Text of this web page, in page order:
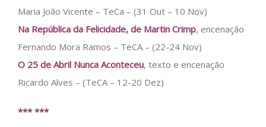
Maria João Vicente – TeCa – (31 Out – 10 Nov)
Na República da Felicidade, de Martin Crimp, encenação
Fernando Mora Ramos – TeCA – (22-24 Nov)
O 25 de Abril Nunca Aconteceu, texto e encenação
Ricardo Alves – (TeCA – 12-20 Dez)
*** ***